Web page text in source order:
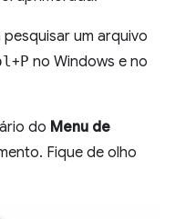
um arquivo
+P no Windows e no
do Menu de
Fique de olho